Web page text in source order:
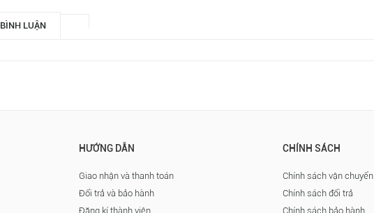
BÌNH LUẬN
HƯỚNG DẪN
Giao nhận và thanh toán
Đổi trả và bảo hành
Đăng kí thành viên
CHÍNH SÁCH
Chính sách vận chuyển
Chính sách đổi trả
Chính sách bảo hành